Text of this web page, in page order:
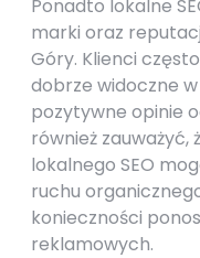
Ponadto lokalne
marki oraz
Góry. Klienci
dobrze widoczne
pozytywne opinie
również zauważyć,
lokalnego SEO
ruchu
konieczności
reklamowych.